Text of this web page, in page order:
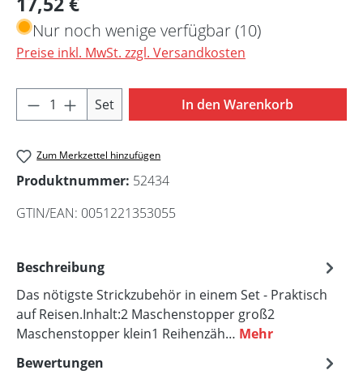
Nur noch wenige verfügbar (10)
Preise inkl. MwSt. zzgl. Versandkosten
Produkt Anzahl: Gib den gewünschten
Set In den Warenkorb
Zum Merkzettel hinzufügen
Produktnummer: 52434
GTIN/EAN: 0051221353055
Beschreibung
Das nötigste Strickzubehör in einem Set - Praktisch
auf Reisen.Inhalt:2 Maschenstopper groß2
Maschenstopper klein1 Reihenzäh… Mehr
Bewertungen